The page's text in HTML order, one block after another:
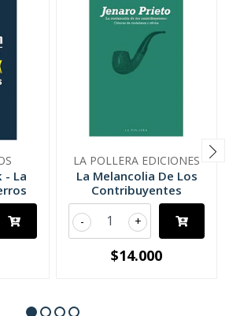
- La
LA POLLERA EDICIONES
La Melancolia De Los
Contribuyentes
+
-
$14.000